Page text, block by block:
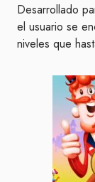
Desarrollado
el usuario se
niveles que